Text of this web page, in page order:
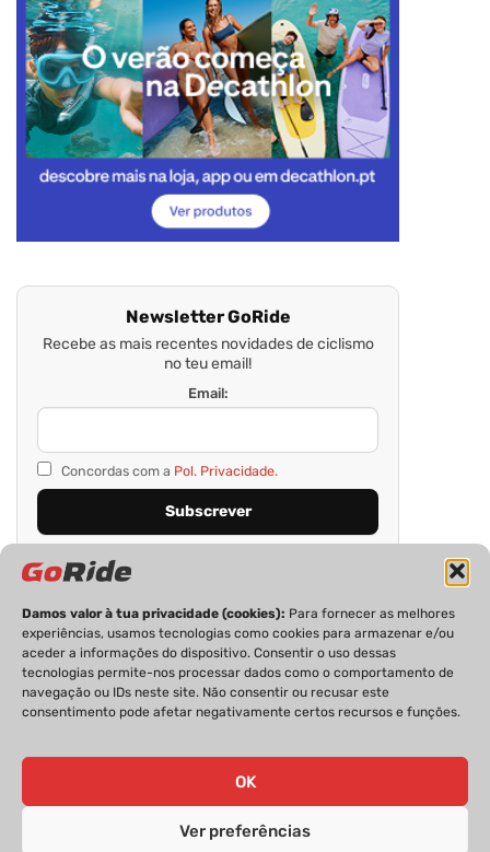
Damos valor à tua privacidade (cookies): Para fornecer as melhores
experiências, usamos tecnologias como cookies para armazenar e/ou
aceder a informações do dispositivo. Consentir o uso dessas
tecnologias permite-nos processar dados como o comportamento de
navegação ou IDs neste site. Não consentir ou recusar este
consentimento pode afetar negativamente certos recursos e funções.
OK
Ver preferências
Newsletter GoRide
Recebe as mais recentes novidades de ciclismo
no teu email!
Email:
Concordas com a Pol. Privacidade.
PRIVACIDADE FICHA TÉCNICA
ESTATUTO EDITORIAL